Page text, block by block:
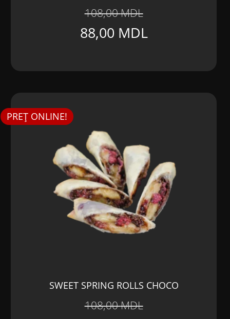
108,00MDL
Prețul
a
fost:
88,00 MDLPrețul
este:
88,00 MDL.
PREȚ ONLINE!
SWEET SPRING ROLLS CHOCO
108,00MDL